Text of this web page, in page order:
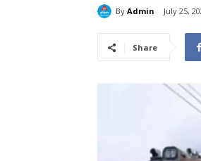
By Admin July 25,
Share